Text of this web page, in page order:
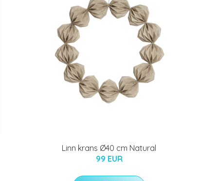
Linn krans Ø40 cm Natural
99 EUR